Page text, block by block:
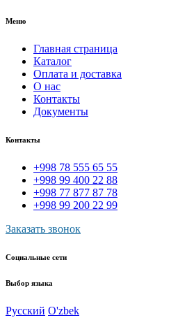
Меню
Главная страница
Каталог
Оплата и доставка
О нас
Контакты
Документы
Контакты
+998 78 555 65 55
+998 99 400 22 88
+998 77 877 87 78
+998 99 200 22 99
Заказать звонок
Социальные сети
Выбор языка
Русский O'zbek